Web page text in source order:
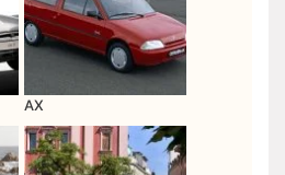
AX